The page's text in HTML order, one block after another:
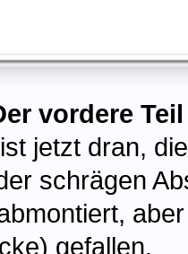
vordere
jetzt dran, d
schrägen
,
gefallen.